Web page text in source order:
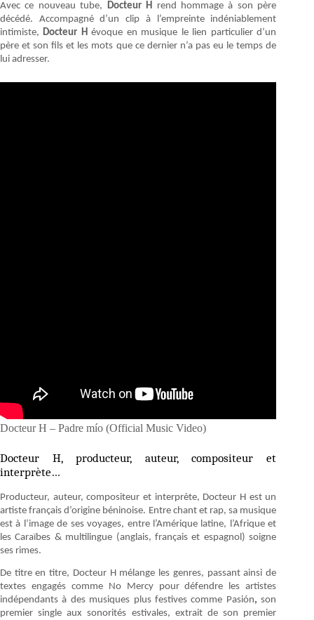
Avec ce nouveau tube, Docteur H rend hommage à son père
décédé. Accompagné d’un clip à l’empreinte indéniablement
intimiste,Docteur Hévoque en musique le lien particulier d’un
père et son fils et les mots que ce dernier n’a pas eu le temps de
lui adresser.
Docteur H – Padre mío (Official Music Video)
Docteur H, producteur, auteur, compositeur et
interprète…
Producteur, auteur, compositeur et interprète, Docteur H est un
artiste français d’origine béninoise. Entre chant et rap, sa musique
est à l’image de ses voyages, entre l’Amérique latine, l’Afrique et
les Caraïbes & multilingue (anglais, français et espagnol) soigne
ses rimes.
De titre en titre, Docteur H mélange les genres, passant ainsi de
textes engagés comme No Mercy pour défendre les artistes
indépendants à des musiques plus festives comme Pasión,son
premier single aux sonorités estivales, extrait de son premier